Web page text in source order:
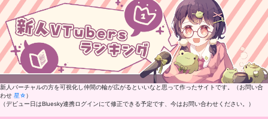
新人バーチャルの方を可視化し仲間の輪が広がるといいなと思って作ったサイトです。（お問い合
わせ 星☆）
（デビュー日はBluesky連携ログインにて修正できる予定です、今はお問い合わせください。）